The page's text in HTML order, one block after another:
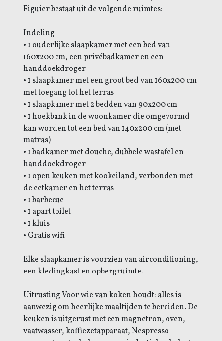
Figuier bestaat uit de volgende ruimtes:
Indeling
• 1 ouderlijke slaapkamer met een bed van
160x200 cm, een privébadkamer en een
handdoekdroger
• 1 slaapkamer met een groot bed van 160x200 cm
met toegang tot het terras
• 1 slaapkamer met 2 bedden van 90x200 cm
• 1 hoekbank in de woonkamer die omgevormd
kan worden tot een bed van 140x200 cm (met
matras)
• 1 badkamer met douche, dubbele wastafel en
handdoekdroger
• 1 open keuken met kookeiland, verbonden met
de eetkamer en het terras
• 1 barbecue
• 1 apart toilet
• 1 kluis
• Gratis wifi
Elke slaapkamer is voorzien van airconditioning,
een kledingkast en opbergruimte.
Uitrusting Voor wie van koken houdt: alles is
aanwezig om heerlijke maaltijden te bereiden. De
keuken is uitgerust met een magnetron, oven,
vaatwasser, koffiezetapparaat, Nespresso-